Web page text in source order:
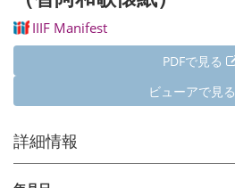
IIIF Manifest
PDFで見る
ビューアで見る
詳細情報